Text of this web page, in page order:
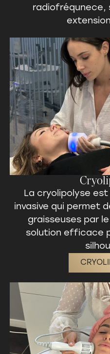
radiofréqunece,
La cryolipolyse est
invasive qui permet
graisseuses par
solution efficace